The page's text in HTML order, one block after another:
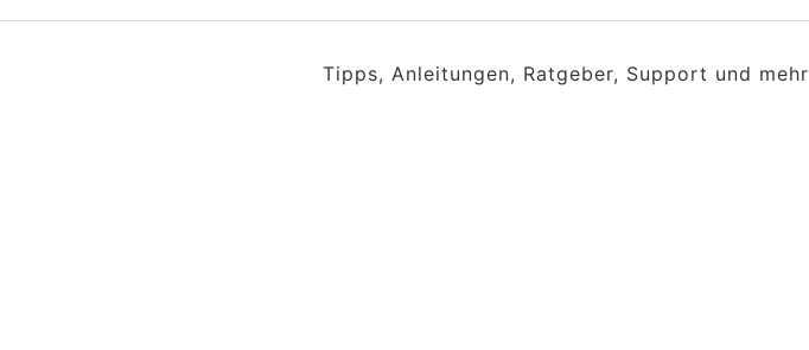
Tipps, Anleitungen, Ratgeber, Support und mehr